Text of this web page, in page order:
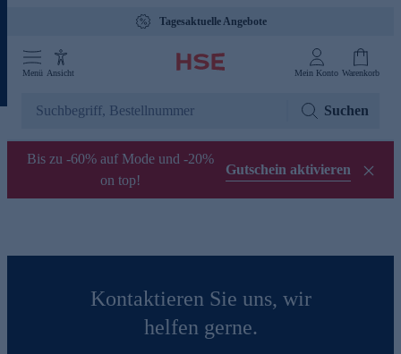
Tagesaktuelle Angebote
Menü Ansicht Mein Konto Warenkorb
Suchen
Bis zu -60% auf Mode und -20%
on top!
Gutschein aktivieren
Kontaktieren Sie uns, wir
helfen gerne.